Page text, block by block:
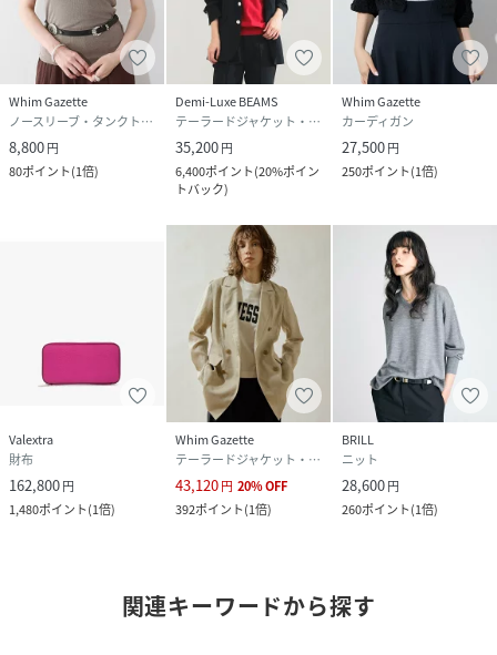
Whim Gazette
ノースリーブ・タンクトップ
8,800円
80ポイント(1倍)
Demi-Luxe BEAMS
テーラードジャケット・ブレザー
35,200円
6,400ポイント(20%ポイン
トバック)
Whim Gazette
カーディガン
27,500円
250ポイント(1倍)
Valextra
財布
162,800円
1,480ポイント(1倍)
Whim Gazette
テーラードジャケット・ブレザー
43,120円 20%OFF
392ポイント(1倍)
BRILL
ニット
28,600円
260ポイント(1倍)
関連キーワードから探す